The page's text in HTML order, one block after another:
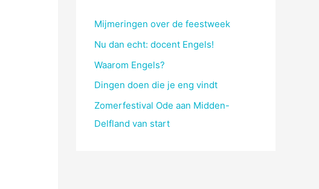
Mijmeringen over de feestweek
Nu dan echt: docent Engels!
Waarom Engels?
Dingen doen die je eng vindt
Zomerfestival Ode aan Midden-
Delfland van start